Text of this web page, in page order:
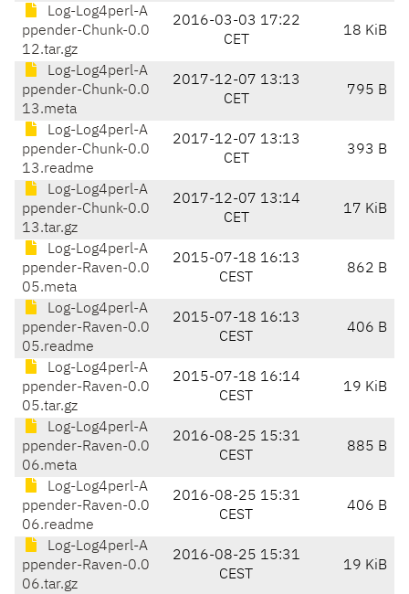
Log-Log4perl-A
ppender-Chunk-0.0
12.tar.gz
2016-03-03 17:22
CET
18 KiB
Log-Log4perl-A
ppender-Chunk-0.0
13.meta
2017-12-07 13:13
CET
795 B
Log-Log4perl-A
ppender-Chunk-0.0
13.readme
2017-12-07 13:13
CET
393 B
Log-Log4perl-A
ppender-Chunk-0.0
13.tar.gz
2017-12-07 13:14
CET
17 KiB
Log-Log4perl-A
ppender-Raven-0.0
05.meta
2015-07-18 16:13
CEST
862 B
Log-Log4perl-A
ppender-Raven-0.0
05.readme
2015-07-18 16:13
CEST
406 B
Log-Log4perl-A
ppender-Raven-0.0
05.tar.gz
2015-07-18 16:14
CEST
19 KiB
Log-Log4perl-A
ppender-Raven-0.0
06.meta
2016-08-25 15:31
CEST
885 B
Log-Log4perl-A
ppender-Raven-0.0
06.readme
2016-08-25 15:31
CEST
406 B
Log-Log4perl-A
ppender-Raven-0.0
06.tar.gz
2016-08-25 15:31
CEST
19 KiB